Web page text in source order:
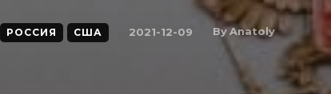
РОССИЯ США 2021-12-09 ByAnatoly